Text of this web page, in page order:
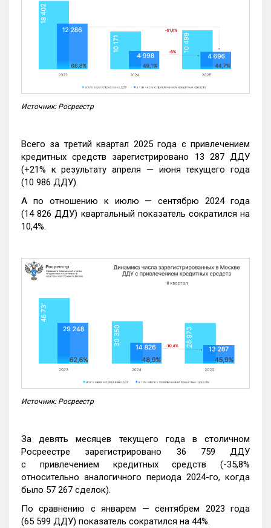
Источник: Росреестр
Всего за третий квартал 2025 года с привлечением
кредитных средств зарегистрировано 13 287 ДДУ
(+21% к результату апреля — июня текущего года
(10 986 ДДУ).
А по отношению к июлю — сентябрю 2024 года
(14 826 ДДУ) квартальный показатель сократился на
10,4%.
Источник: Росреестр
За девять месяцев текущего года в столичном
Росреестре зарегистрировано 36 759 ДДУ
с привлечением кредитных средств (-35,8%
относительно аналогичного периода 2024-го, когда
было 57 267 сделок).
По сравнению с январем — сентябрем 2023 года
(65 599 ДДУ) показатель сократился на 44%.